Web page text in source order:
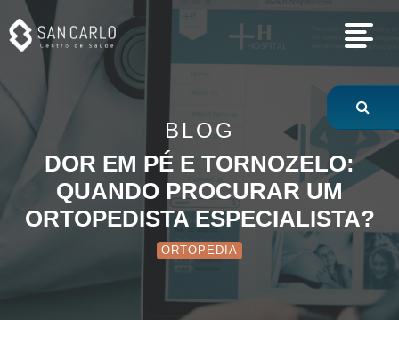
Dor em pé e
BLOG
DOR EM PÉ E TORNOZELO:
QUANDO PROCURAR UM
ORTOPEDISTA ESPECIALISTA?
ORTOPEDIA